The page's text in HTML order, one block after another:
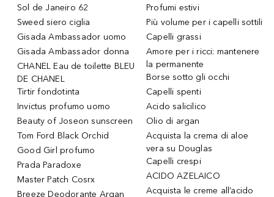
Sol de Janeiro 62
Sweed siero ciglia
Gisada Ambassador uomo
Gisada Ambassador donna
CHANEL Eau de toilette BLEU
DE CHANEL
Tirtir fondotinta
Invictus profumo uomo
Beauty of Joseon sunscreen
Tom Ford Black Orchid
Good Girl profumo
Prada Paradoxe
Master Patch Cosrx
Breeze Deodorante Argan
Profumi estivi
Più volume per i capelli sottili
Capelli grassi
Amore per i ricci: mantenere
la permanente
Borse sotto gli occhi
Capelli spenti
Acido salicilico
Olio di argan
Acquista la crema di aloe
vera su Douglas
Capelli crespi
ACIDO AZELAICO
Acquista le creme all’acido